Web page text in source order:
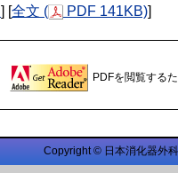
] [全文 ( PDF 141KB)]
PDFを閲覧する
Copyright © 日本消化器外